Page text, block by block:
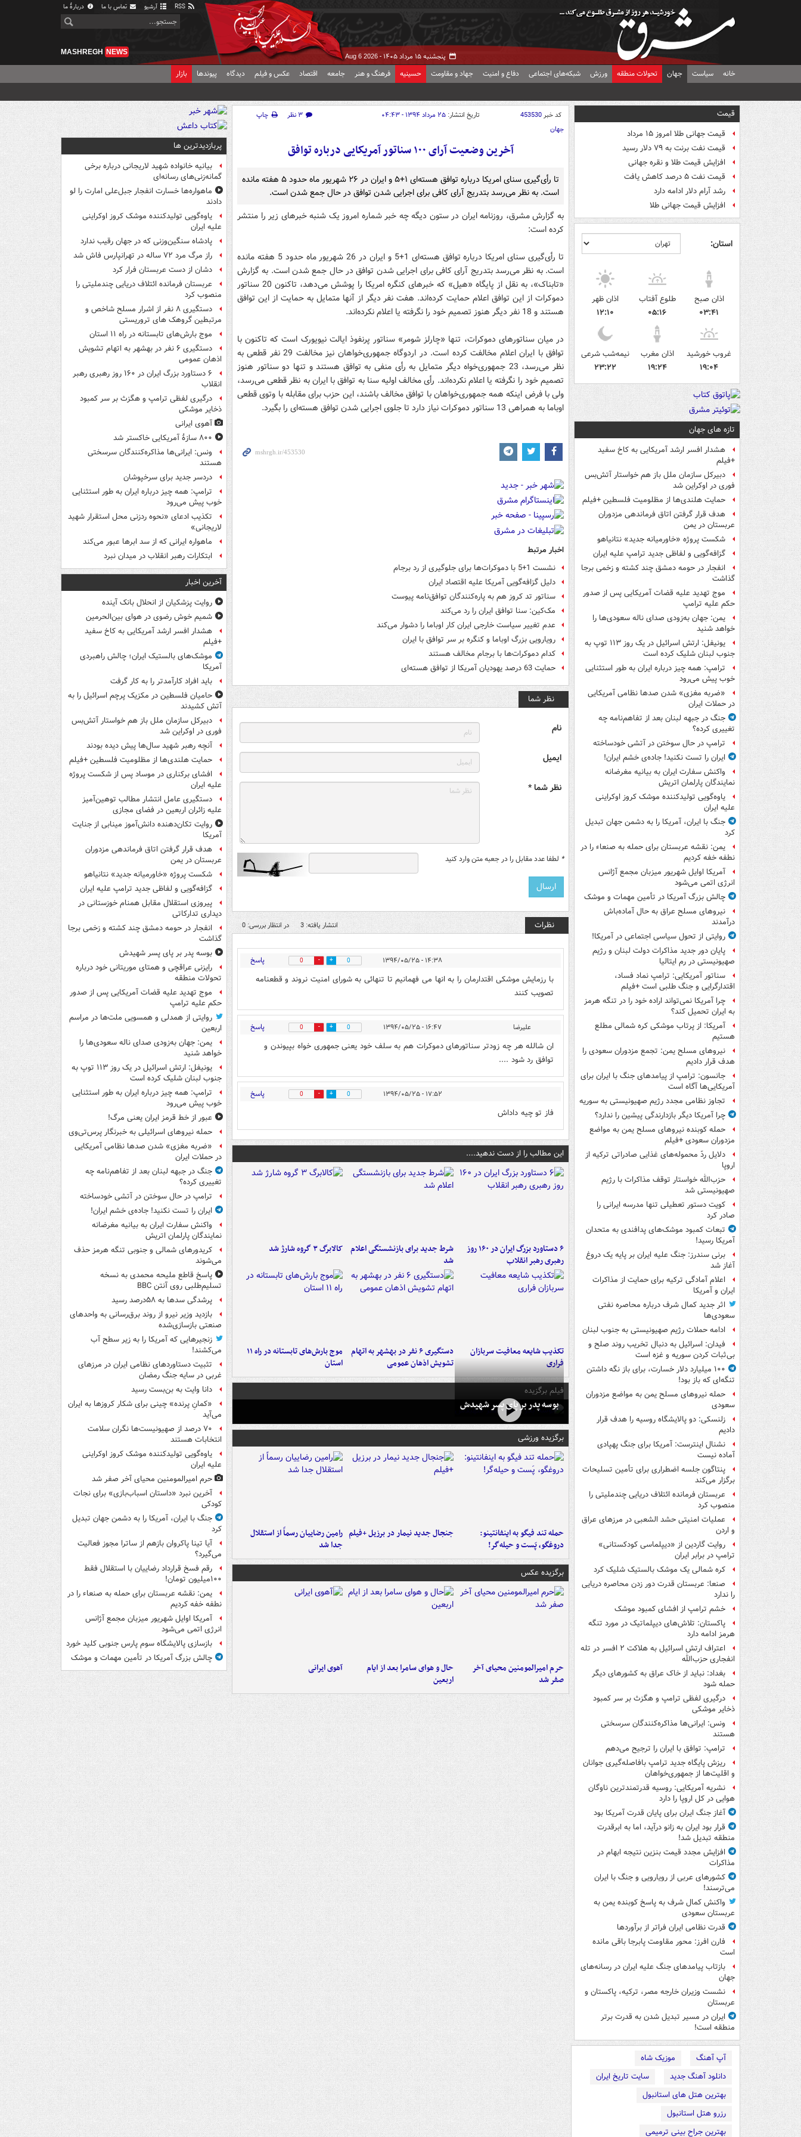
آرشیو تماس با ما دربارهٔ ما
پنجشنبه ۱۵ مرداد ۱۴۰۵ - Aug 6 2026
MASHREGH NEWS
خانه سیاست جهان تحولات منطقه ورزش شبکه‌های اجتماعی دفاع و امنیت جهاد و مقاومت حسینیه فرهنگ و هنر جامعه اقتصاد عکس و فیلم دیدگاه پیوندها بازار
قیمت
قیمت جهانی طلا امروز ۱۵ مرداد
قیمت نفت برنت به ۷۹ دلار رسید
افزایش قیمت طلا و نقره جهانی
قیمت نفت ۵ درصد کاهش یافت
رشد آرام دلار ادامه دارد
افزایش قیمت جهانی طلا
استان:
اذان صبح
۰۳:۴۱
طلوع آفتاب
۰۵:۱۶
اذان ظهر
۱۲:۱۰
غروب خورشید
۱۹:۰۴
اذان مغرب
۱۹:۲۴
نیمه‌شب شرعی
۲۳:۲۲
تازه های جهان
هشدار افسر ارشد آمریکایی به کاخ سفید
+فیلم
دبیرکل سازمان ملل باز هم خواستار آتش‌بس
فوری در اوکراین شد
حمایت هلندی‌ها از مظلومیت فلسطین +فیلم
هدف قرار گرفتن اتاق‌ فرماندهی مزدوران
عربستان در یمن
شکست پروژه «خاورمیانه جدید» نتانیاهو
گزافه‌گویی و لفاظی جدید ترامپ علیه ایران
انفجار در حومه دمشق چند کشته و زخمی برجا
گذاشت
موج تهدید علیه قضات آمریکایی پس از صدور
حکم علیه ترامپ
یمن: جهان به‌زودی صدای ناله سعودی‌ها را
خواهد شنید
یونیفل: ارتش اسرائیل در یک روز ۱۱۳ توپ به
جنوب لبنان شلیک کرده است
ترامپ: همه چیز درباره ایران به طور استثنایی
خوب پیش می‌رود
«ضربه مغزی» شدن صدها نظامی آمریکایی
در حملات ایران
جنگ در جبهه لبنان بعد از تفاهم‌نامه چه
تغییری کرده؟
ترامپ در حال سوختن در آتشی خودساخته
ایران را تست نکنید! جاده‌ی خشم ایران!
واکنش سفارت ایران به بیانیه مغرضانه
نمایندگان پارلمان اتریش
یاوه‌گویی تولیدکننده موشک کروز اوکراینی
علیه ایران
جنگ با ایران، آمریکا را به دشمن جهان تبدیل
کرد
یمن: نقشه عربستان برای حمله به صنعاء را در
نطفه خفه کردیم
آمریکا اوایل شهریور میزبان مجمع آژانس
انرژی اتمی می‌شود
چالش بزرگ آمریکا در تأمین مهمات و موشک
نیروهای مسلح عراق به حال آماده‌باش
درآمدند
روایتی از تحول سیاسی اجتماعی در آمریکا!
پایان دور جدید مذاکرات دولت لبنان و رژیم
صهیونیستی در رم ایتالیا
سناتور آمریکایی: ترامپ نماد فساد،
اقتدارگرایی و جنگ طلبی است +فیلم
چرا آمریکا نمی‌تواند اراده خود را در تنگه هرمز
به ایران تحمیل کند؟
آمریکا: از پرتاب موشکی کره شمالی مطلع
هستیم
نیروهای مسلح یمن: تجمع مزدوران سعودی را
هدف قرار دادیم
جانسون: ترامپ از پیامدهای جنگ با ایران برای
آمریکایی‌ها آگاه است
تجاوز نظامی مجدد رژیم صهیونیستی به سوریه
چرا آمریکا دیگر بازدارندگی پیشین را ندارد؟
حمله کوبنده نیروهای مسلح یمن به مواضع
مزدوران سعودی +فیلم
دلایل ردّ محموله‌های غذایی صادراتی ترکیه از
اروپا
حزب‌الله خواستار توقف مذاکرات با رژیم
صهیونیستی شد
کویت دستور تعطیلی تنها مدرسه ایرانی را
صادر کرد
تبعات کمبود موشک‌های پدافندی به متحدان
آمریکا رسید!
برنی سندرز: جنگ علیه ایران بر پایه یک دروغ
آغاز شد
اعلام آمادگی ترکیه برای حمایت از مذاکرات
ایران و آمریکا
اثر جدید کمال شرف درباره محاصره نفتی
سعودی‌ها
ادامه حملات رژیم صهیونیستی به جنوب لبنان
فیدان: اسرائیل به دنبال تخریب روند صلح و
بی‌ثبات کردن سوریه و غزه است
۱۰۰ میلیارد دلار خسارت، برای باز نگه داشتن
تنگه‌ای که باز بود!
حمله نیروهای مسلح یمن به مواضع مزدوران
سعودی
زلنسکی: دو پالایشگاه روسیه را هدف قرار
دادیم
نشنال اینترست: آمریکا برای جنگ پهپادی
آماده نیست
پنتاگون جلسه اضطراری برای تأمین تسلیحات
برگزار می‌کند
عربستان فرمانده ائتلاف دریایی چندملیتی را
منصوب کرد
عملیات امنیتی حشد الشعبی در مرزهای عراق
و اردن
روایت گاردین از «دیپلماسی کودکستانی»
ترامپ در برابر ایران
کره شمالی یک موشک بالستیک شلیک کرد
صنعا: عربستان قدرت دور زدن محاصره دریایی
را ندارد
خشم ترامپ از افشای کمبود موشک
پاکستان: تلاش‌های دیپلماتیک در مورد تنگه
هرمز ادامه دارد
اعتراف ارتش اسرائیل به هلاکت ۲ افسر در تله
انفجاری حزب‌الله
بغداد: نباید از خاک عراق به کشورهای دیگر
حمله شود
درگیری لفظی ترامپ و هگزث بر سر کمبود
ذخایر موشکی
ونس: ایرانی‌ها مذاکره‌کنندگان سرسختی
هستند
ترامپ: توافق با ایران را ترجیح می‌دهم
ریزش پایگاه جدید ترامپ بافاصله‌گیری جوانان
و اقلیت‌ها از جمهوری‌خواهان
نشریه آمریکایی: روسیه قدرتمندترین ناوگان
هوایی در کل اروپا را دارد
آغاز جنگ ایران برای پایان قدرت آمریکا بود
قرار بود ایران به زانو درآید، اما به ابرقدرت
منطقه تبدیل شد!
افزایش مجدد قیمت بنزین نتیجه ابهام در
مذاکرات
کشورهای عربی از رویارویی و جنگ با ایران
می‌ترسند!
واکنش کمال شرف به پاسخ کوبنده یمن به
عربستان سعودی
قدرت نظامی ایران فراتر از برآوردها
فارن افرز: محور مقاومت پابرجا باقی مانده
است
بازتاب پیامدهای جنگ علیه ایران در رسانه‌های
جهان
نشست وزیران خارجه مصر، ترکیه، پاکستان و
عربستان
ایران در مسیر تبدیل شدن به قدرت برتر
منطقه است!
آپ آهنگ
موزیک شاه
دانلود آهنگ جدید
سایت تاریخ ایران
بهترین هتل های استانبول
رزرو هتل استانبول
بهترین جراح بینی ترمیمی
کد خبر453530 تاریخ انتشار: ۲۵ مرداد ۱۳۹۴ - ۰۴:۴۳ ۳ نظر
چاپ
جهان
آخرین وضعیت آرای ۱۰۰ سناتور آمریکایی درباره توافق
تا رأی‌گیری سنای امریکا درباره توافق هسته‌ای ۱+۵ و ایران در ۲۶ شهریور ماه حدود ۵ هفته مانده
است. به نظر می‌رسد بتدریج آرای کافی برای اجرایی شدن توافق در حال جمع شدن است.
به گزارش مشرق،‌ روزنامه ایران در ستون دیگه چه خبر شماره امروز یک شنبه خبرهای زیر را منتشر
کرده است:
تا رأی‌گیری سنای امریکا درباره توافق هسته‌ای 1+5 و ایران در 26 شهریور ماه حدود 5 هفته مانده
است. به نظر می‌رسد بتدریج آرای کافی برای اجرایی شدن توافق در حال جمع شدن است. به گزارش
«تابناک»، به نقل از پایگاه «هیل» که خبرهای کنگره امریکا را پوشش می‌دهد، تاکنون 20 سناتور
دموکرات از این توافق اعلام حمایت ‌کرده‌اند. هفت نفر دیگر از آنها متمایل به حمایت از این توافق
هستند و 18 نفر دیگر هنوز تصمیم خود را نگرفته یا اعلام نکرده‌اند.
در میان سناتورهای دموکرات، تنها «چارلز شومر» سناتور پرنفوذ ایالت نیویورک است که تاکنون با
توافق با ایران اعلام مخالفت کرده است. در اردوگاه جمهوری‌خواهان نیز مخالفت 29 نفر قطعی به
نظر می‌رسد، 23 جمهوری‌خواه دیگر متمایل به رأی منفی به توافق هستند و تنها دو سناتور هنوز
تصمیم خود را نگرفته یا اعلام نکرده‌اند. رأی مخالف اولیه سنا به توافق با ایران به نظر قطعی می‌رسد،
ولی با فرض اینکه همه جمهوری‌خواهان با توافق مخالف باشند، این حزب برای مقابله با وتوی قطعی
اوباما به همراهی 13 سناتور دموکرات نیاز دارد تا جلوی اجرایی شدن توافق هسته‌ای را بگیرد.
اخبار مرتبط
نشست 1+5 با دموکرات‌‌ها برای جلوگیری از رد برجام
دلیل گزافه‌گویی آمریکا علیه اقتصاد ایران
سناتور تد کروز هم به پاره‌کنندگان توافق‌نامه پیوست
مک‌کین: سنا توافق ایران را رد می‌کند
عدم تغییر سیاست خارجی ایران کار اوباما را دشوار می‌کند
رویارویی بزرگ اوباما و کنگره بر سر توافق با ایران
کدام دموکرات‌ها با برجام مخالف هستند
حمایت 63 درصد یهودیان آمریکا از توافق هسته‌ای
نظر شما
نام
ایمیل
نظر شما *
* لطفا عدد مقابل را در جعبه متن وارد کنید
نظرات انتشار یافته: 3 در انتظار بررسی: 0
۱۴:۳۸ - ۱۳۹۴/۰۵/۲۵ 0
0 پاسخ
با رزمایش موشکی اقتدارمان را به انها می فهمانیم تا تنهائی به شورای امنیت نروند و قطعنامه
تصویب کنند
علیرضا ۱۶:۴۷ - ۱۳۹۴/۰۵/۲۵ 0
0 پاسخ
ان شالله هر چه زودتر سناتورهای دموکرات هم به سلف خود یعنی جمهوری خواه بپیوندن و
توافق رد شود ....
۱۷:۵۲ - ۱۳۹۴/۰۵/۲۵ 0
0 پاسخ
فاز تو چیه داداش
این مطالب را از دست ندهید....
۶ دستاورد بزرگ ایران در ۱۶۰ روز
رهبری رهبر انقلاب
شرط جدید برای بازنشستگی اعلام
شد
کالابرگ ۳ گروه شارژ شد
تکذیب شایعه معافیت سربازان
فراری
دستگیری ۶ نفر در بهشهر به اتهام
تشویش اذهان عمومی
موج بارش‌های تابستانه در راه ۱۱
استان
فیلم برگزیده
بوسه‌ پدر بر پای پسر شهیدش
برگزیده ورزشی
حمله تند فیگو به اینفانتینو:
دروغگو، پَست‌ و حیله‌گر!
جنجال جدید نیمار در برزیل +فیلم رامین رضاییان رسماً از استقلال
جدا شد
برگزیده عکس
حرم امیرالمومنین محیای آخر
صفر شد
حال و هوای سامرا بعد از ایام
اربعین
آهوی ایرانی
پربازدیدترین ها
بیانیه خانواده شهید لاریجانی درباره برخی
گمانه‌زنی‌های رسانه‌ای
ماهواره‌ها خسارت انفجار جبل‌علی امارت را لو
دادند
یاوه‌گویی تولیدکننده موشک کروز اوکراینی
علیه ایران
پادشاه سنگین‌وزنی که در جهان رقیب ندارد
راز مرگ مرد ۷۲ ساله در تهرانپارس فاش شد
دشان از دست عربستان فرار کرد
عربستان فرمانده ائتلاف دریایی چندملیتی را
منصوب کرد
دستگیری ۸ نفر از اشرار مسلح شاخص و
مرتبطین گروهک های تروریستی
موج بارش‌های تابستانه در راه ۱۱ استان
دستگیری ۶ نفر در بهشهر به اتهام تشویش
اذهان عمومی
۶ دستاورد بزرگ ایران در ۱۶۰ روز رهبری رهبر
انقلاب
درگیری لفظی ترامپ و هگزث بر سر کمبود
ذخایر موشکی
آهوی ایرانی
۸۰۰ سازۀ آمریکایی خاکستر شد
ونس: ایرانی‌ها مذاکره‌کنندگان سرسختی
هستند
دردسر جدید برای سرخپوشان
ترامپ: همه چیز درباره ایران به طور استثنایی
خوب پیش می‌رود
تکذیب ادعای «نحوه ردزنی محل استقرار شهید
لاریجانی»
ماهواره ایرانی که از سد ابرها عبور می‌کند
ابتکارات رهبر انقلاب در میدان نبرد
آخرین اخبار
روایت پزشکیان از انحلال بانک آینده
شمیم خوش رضوی در هوای بین‌الحرمین
هشدار افسر ارشد آمریکایی به کاخ سفید
+فیلم
موشک‌های بالستیک ایران؛ چالش راهبردی
آمریکا
باید افراد کارآمدتر را به کار گرفت
حامیان فلسطین در مکزیک پرچم اسرائیل را به
آتش کشیدند
دبیرکل سازمان ملل باز هم خواستار آتش‌بس
فوری در اوکراین شد
آنچه رهبر شهید سال‌ها پیش دیده بودند
حمایت هلندی‌ها از مظلومیت فلسطین +فیلم
افشای برکناری در موساد پس از شکست پروژه
علیه ایران
دستگیری عامل انتشار مطالب توهین‌آمیز
علیه زائران اربعین در فضای مجازی
روایت تکان‌دهنده دانش‌آموز مینابی از جنایت
آمریکا
هدف قرار گرفتن اتاق‌ فرماندهی مزدوران
عربستان در یمن
شکست پروژه «خاورمیانه جدید» نتانیاهو
گزافه‌گویی و لفاظی جدید ترامپ علیه ایران
پیروزی استقلال مقابل همنام خوزستانی در
دیداری تدارکاتی
انفجار در حومه دمشق چند کشته و زخمی برجا
گذاشت
بوسه‌ پدر بر پای پسر شهیدش
رایزنی عراقچی و همتای موریتانی خود درباره
تحولات منطقه
موج تهدید علیه قضات آمریکایی پس از صدور
حکم علیه ترامپ
روایتی از همدلی و همسویی ملت‌ها در مراسم
اربعین
یمن: جهان به‌زودی صدای ناله سعودی‌ها را
خواهد شنید
یونیفل: ارتش اسرائیل در یک روز ۱۱۳ توپ به
جنوب لبنان شلیک کرده است
ترامپ: همه چیز درباره ایران به طور استثنایی
خوب پیش می‌رود
عبور از خط قرمز ایران یعنی مرگ!
حمله نیروهای اسرائیلی به خبرنگار پرس‌تی‌وی
«ضربه مغزی» شدن صدها نظامی آمریکایی
در حملات ایران
جنگ در جبهه لبنان بعد از تفاهم‌نامه چه
تغییری کرده؟
ترامپ در حال سوختن در آتشی خودساخته
ایران را تست نکنید! جاده‌ی خشم ایران!
واکنش سفارت ایران به بیانیه مغرضانه
نمایندگان پارلمان اتریش
کریدورهای شمالی و جنوبی تنگه هرمز حذف
می‌شوند
پاسخ قاطع ملیحه محمدی به نسخه
تسلیم‌طلبی روی آنتن BBC
پرشدگی سدها به ۵۸درصد رسید
بازدید وزیر نیرو از روند برق‌رسانی به واحدهای
صنعتی بازسازی‌شده
زنجیرهایی که آمریکا را به زیر سطح آب
می‌کشند!
تثبیت دستاوردهای نظامی ایران در مرزهای
غربی در سایه جنگ رمضان
دانا وایت به بن‌بست رسید
«کمانِ پرنده» چینی برای شکار کروزها به ایران
می‌آید
۷۰ درصد از صهیونیست‌ها نگران سلامت
انتخابات هستند
یاوه‌گویی تولیدکننده موشک کروز اوکراینی
علیه ایران
حرم امیرالمومنین محیای آخر صفر شد
آخرین نبرد «داستان اسباب‌بازی» برای نجات
کودکی
جنگ با ایران، آمریکا را به دشمن جهان تبدیل
کرد
آیا تینا پاکروان بازهم از ساترا مجوز فعالیت
می‌گیرد؟
رقم فسخ قرارداد رضاییان با استقلال فقط
۱۰۰میلیون تومان!
یمن: نقشه عربستان برای حمله به صنعاء را در
نطفه خفه کردیم
آمریکا اوایل شهریور میزبان مجمع آژانس
انرژی اتمی می‌شود
بازسازی پالایشگاه سوم پارس جنوبی کلید خورد
چالش بزرگ آمریکا در تأمین مهمات و موشک